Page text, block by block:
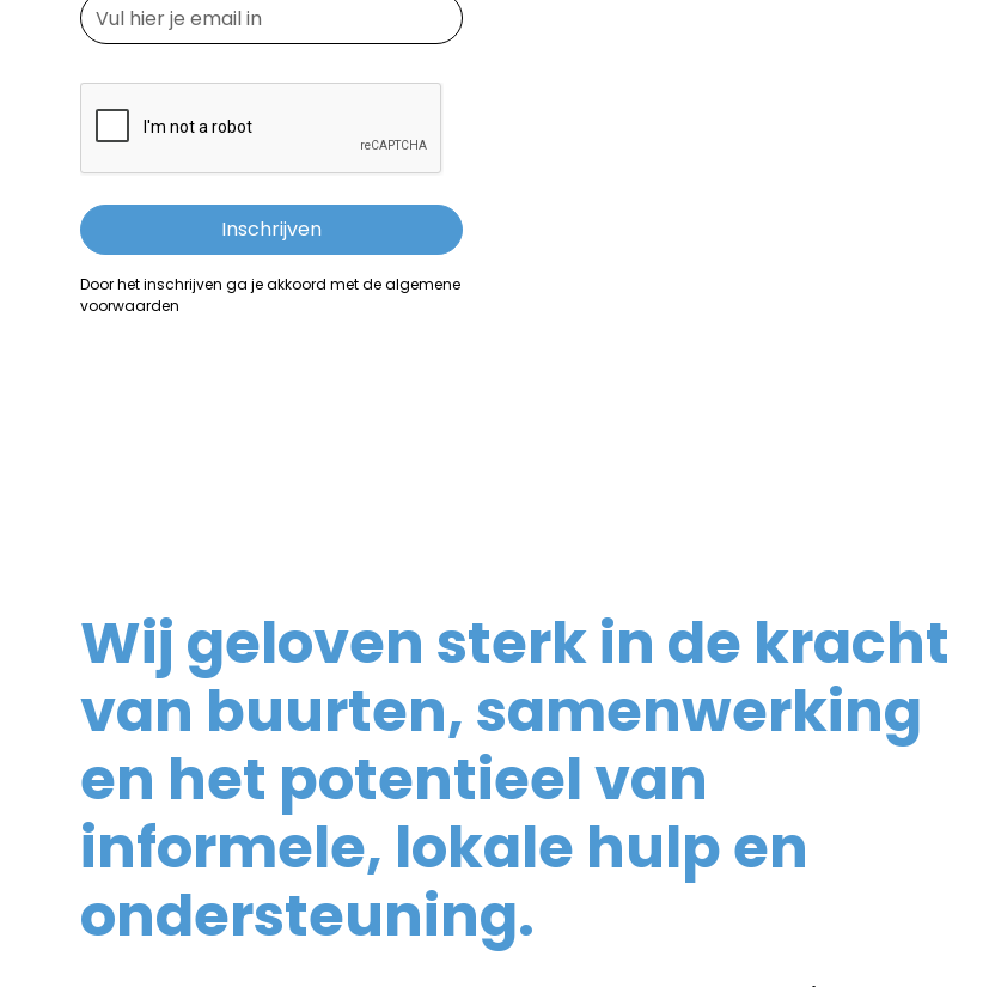
Door het inschrijven ga je akkoord met de algemene
voorwaarden
Wij geloven sterk in de kracht
van buurten, samenwerking
en het potentieel van
informele, lokale hulp en
ondersteuning.